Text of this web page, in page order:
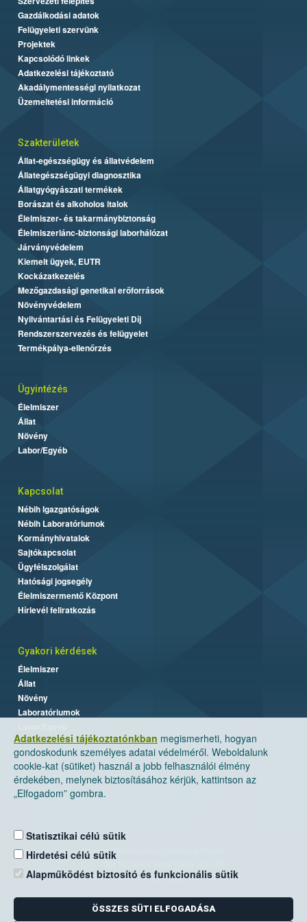
Adatkezelési tájékoztatónkban megismerheti, hogyan
gondoskodunk személyes adatai védelméről. Weboldalunk
cookie-kat (sütiket) használ a jobb felhasználói élmény
érdekében, melynek biztosításához kérjük, kattintson az
„Elfogadom” gombra.
Statisztikai célú sütik
Hirdetési célú sütik
Alapműködést biztosító és funkcionális sütik
ÖSSZES SÜTI ELFOGADÁSA
Gazdálkodási adatok
Felügyeleti szervünk
Projektek
Kapcsolódó linkek
Adatkezelési tájékoztató
Akadálymentességi nyilatkozat
Üzemeltetési információ
Szakterületek
Állat-egészségügy és állatvédelem
Állategészségügyi diagnosztika
Állatgyógyászati termékek
Borászat és alkoholos italok
Élelmiszer- és takarmánybiztonság
Élelmiszerlánc-biztonsági laborhálózat
Járványvédelem
Kiemelt ügyek, EUTR
Kockázatkezelés
Mezőgazdasági genetikai erőforrások
Növényvédelem
Nyilvántartási és Felügyeleti Díj
Rendszerszervezés és felügyelet
Termékpálya-ellenőrzés
Ügyintézés
Élelmiszer
Állat
Növény
Labor/Egyéb
Kapcsolat
Nébih Igazgatóságok
Nébih Laboratóriumok
Kormányhivatalok
Sajtókapcsolat
Ügyfélszolgálat
Hatósági jogsegély
Élelmiszermentő Központ
Hírlevél feliratkozás
Gyakori kérdések
Élelmiszer
Állat
Növény
Laboratóriumok
Nemzeti Élelmiszerlánc-biztonsági Hivatal
Levelezési cím: 1525 Budapest. Pf. 30.
E-mail:ugyfelszolgalat@nebih.gov.hu